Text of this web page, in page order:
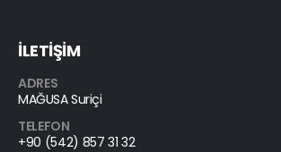
İLETİŞİM
ADRES
MAĞUSA Suriçi
TELEFON
+90 (542) 857 31 32